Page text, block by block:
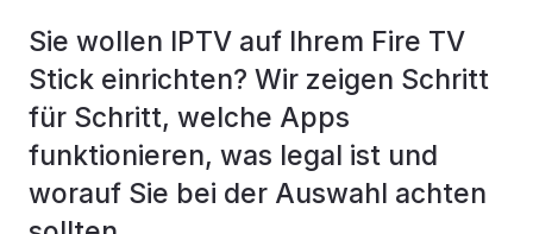
Sie wollen IPTV auf Ihrem Fire TV
Stick einrichten? Wir zeigen Schritt
für Schritt, welche Apps
funktionieren, was legal ist und
worauf Sie bei der Auswahl achten